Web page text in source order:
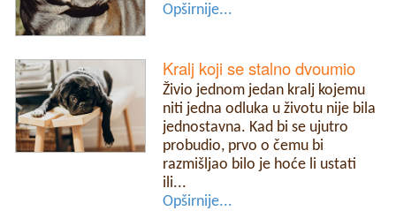
Opširnije...
Kralj koji se stalno dvoumio
Živio jednom jedan kralj kojemu
niti jedna odluka u životu nije bila
jednostavna. Kad bi se ujutro
probudio, prvo o čemu bi
razmišljao bilo je hoće li ustati
ili...
Opširnije...